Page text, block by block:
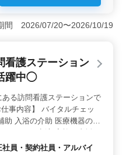
の訪問看護のお仕事で
業も少なめの働き方が可
利なため、仕事とプラ
です。 ＜給与・福利
や時給1,400円〜1,900円
ています。通勤手当や
心して働くことが可能
がい＞ 訪問看護とい
での生活を支援すること
療ケア、さまざまな業
がいを感じられるでし
間 2026/07/20〜2026/10/19
看護ステーション
躍中◯
る訪問看護ステーションで
事内容】 バイタルチェッ
助 入浴の介助 医療機器の管
ナルケア 点滴 家族の支援・
)の予防 【ポイント】 週休
員・契約社員・アルバイ